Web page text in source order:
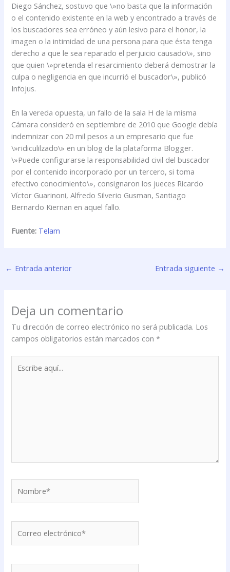
Diego Sánchez, sostuvo que \»no basta que la información
o el contenido existente en la web y encontrado a través de
los buscadores sea erróneo y aún lesivo para el honor, la
imagen o la intimidad de una persona para que ésta tenga
derecho a que le sea reparado el perjuicio causado\», sino
que quien \»pretenda el resarcimiento deberá demostrar la
culpa o negligencia en que incurrió el buscador\», publicó
Infojus.
En la vereda opuesta, un fallo de la sala H de la misma
Cámara consideró en septiembre de 2010 que Google debía
indemnizar con 20 mil pesos a un empresario que fue
\»ridiculilzado\» en un blog de la plataforma Blogger.
\»Puede configurarse la responsabilidad civil del buscador
por el contenido incorporado por un tercero, si toma
efectivo conocimiento\», consignaron los jueces Ricardo
Víctor Guarinoni, Alfredo Silverio Gusman, Santiago
Bernardo Kiernan en aquel fallo.
Fuente: Telam
← Entrada anterior Entrada siguiente →
Deja un comentario
Tu dirección de correo electrónico no será publicada. Los
campos obligatorios están marcados con*
aquí...
electrónico*